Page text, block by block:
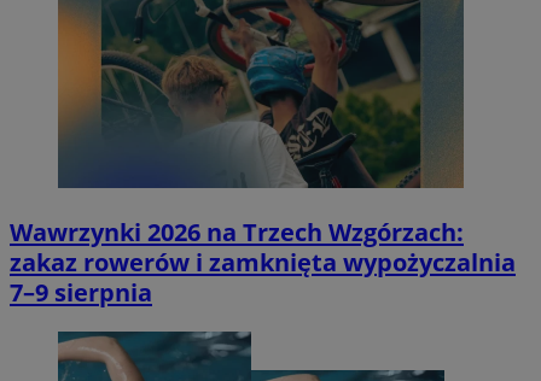
Wawrzynki 2026 na Trzech Wzgórzach:
zakaz rowerów i zamknięta wypożyczalnia
7–9 sierpnia